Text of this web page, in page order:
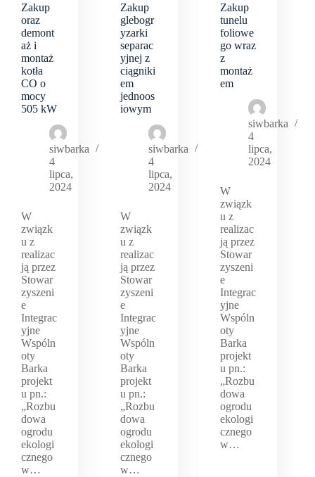
Zakup
oraz
demont
aż i
montaż
kotła
CO o
mocy
505 kW
siwbarka
4
lipca,
2024
W
związk
u z
realizac
ją przez
Stowar
zyszeni
e
Integrac
yjne
Wspóln
oty
Barka
projekt
u pn.:
„Rozbu
dowa
ogrodu
ekologi
cznego
w…
Zakup
glebogr
yzarki
separac
yjnej z
ciągniki
em
jednoos
iowym
siwbarka
4
lipca,
2024
W
związk
u z
realizac
ją przez
Stowar
zyszeni
e
Integrac
yjne
Wspóln
oty
Barka
projekt
u pn.:
„Rozbu
dowa
ogrodu
ekologi
cznego
w…
Zakup
tunelu
foliowe
go wraz
z
montaż
em
siwbarka
4
lipca,
2024
W
związk
u z
realizac
ją przez
Stowar
zyszeni
e
Integrac
yjne
Wspóln
oty
Barka
projekt
u pn.:
„Rozbu
dowa
ogrodu
ekologi
cznego
w…